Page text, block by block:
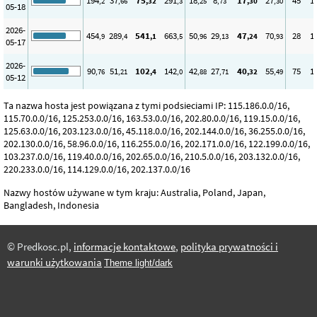
05-18
2026-
05-17
454,9 289,4 541,1 663,5 50,96 29,13 47,24 70,93 28
2026-
05-12
90,76 51,21 102,4 142,0 42,88 27,71 40,32 55,49 75
Ta nazwa hosta jest powiązana z tymi podsieciami IP: 115.186.0.0/16,
115.70.0.0/16, 125.253.0.0/16, 163.53.0.0/16, 202.80.0.0/16, 119.15.0.0/16,
125.63.0.0/16, 203.123.0.0/16, 45.118.0.0/16, 202.144.0.0/16, 36.255.0.0/16,
202.130.0.0/16, 58.96.0.0/16, 116.255.0.0/16, 202.171.0.0/16, 122.199.0.0/16,
103.237.0.0/16, 119.40.0.0/16, 202.65.0.0/16, 210.5.0.0/16, 203.132.0.0/16,
220.233.0.0/16, 114.129.0.0/16, 202.137.0.0/16
Nazwy hostów używane w tym kraju: Australia, Poland, Japan,
Bangladesh, Indonesia
© Predkosc.pl, informacje kontaktowe, polityka prywatności i
warunki użytkowania Theme light/dark